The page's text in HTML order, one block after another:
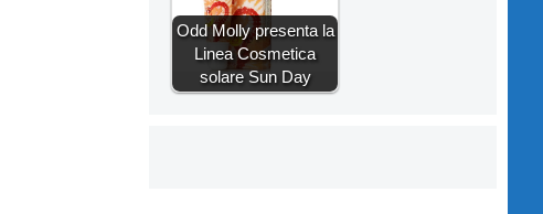
Odd Molly presenta la
Linea Cosmetica
solare Sun Day